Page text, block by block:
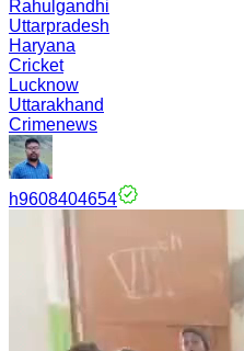
Rahulgandhi
Uttarpradesh
Haryana
Cricket
Lucknow
Uttarakhand
Crimenews
h9608404654